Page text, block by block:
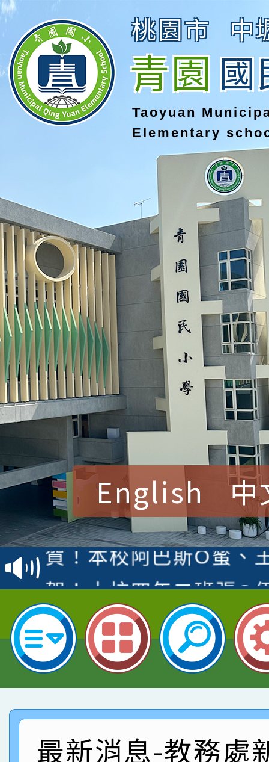
桃園市 中
青園國
Taoyuan
Elementary
English 中
賀！本校參加桃園市中
賽 洪綺君教師榮獲社
名
賀！本校阿巴斯O蜜、
倩參加桃園市科展 國
名 指導老師王老師、
賀！本校四年二班張O
園市英語競賽國小朗讀
指導老師林老師
賀！本校參加桃園市中
賽 劉文瑛教師榮獲教
臺灣台語-第二名
賀！本校參與2026世
市賽榮獲科學小創客佳
創客第三名。
賀！本校參加桃園市中
賽 洪綺君教師榮獲社
名
賀！本校阿巴斯O蜜、
倩參加桃園市科展 國
賀！本校四年二班張O
最新消息-教務處